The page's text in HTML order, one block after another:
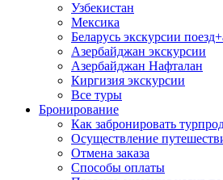
Узбекистан
Мексика
Беларусь экскурсии
Азербайджан экскурсии
Азербайджан Нафталан
Киргизия экскурсии
Все туры
Бронирование
Как забронировать
Осуществление
Отмена заказа
Способы оплаты